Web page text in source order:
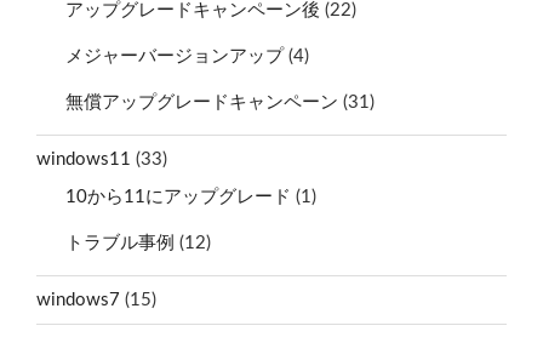
アップグレードキャンペーン後 (22)
メジャーバージョンアップ (4)
無償アップグレードキャンペーン (31)
windows11 (33)
10から11にアップグレード (1)
トラブル事例 (12)
windows7 (15)